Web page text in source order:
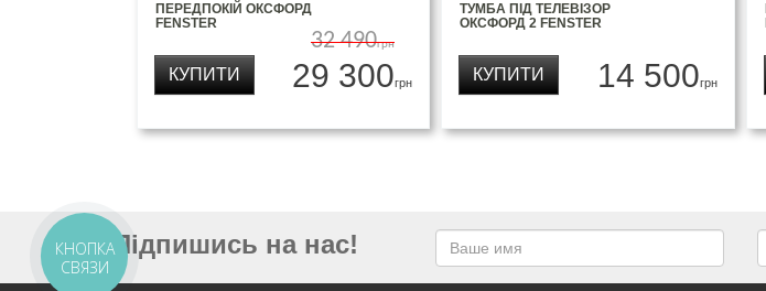
ПЕРЕДПОКІЙ ОКСФОРД
FENSTER
32 490грн
29 300грн
КУПИТИ
ТУМБА ПІД ТЕЛЕВІЗОР
ОКСФОРД 2 FENSTER
14 500грн
КУПИТИ
Підпишись на нас!
КНОПКА
СВЯЗИ